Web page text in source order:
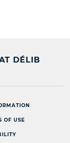
DÉLIB
OF USE